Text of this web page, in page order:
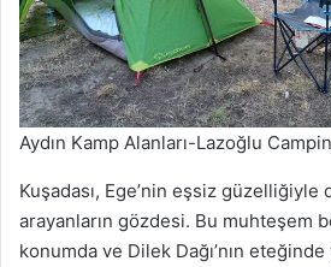
Aydın Kamp Alanları-Lazoğlu
Kuşadası, Ege’nin eşsiz
arayanların gözdesi. Bu muhteşem
konumda ve Dilek Dağı’nın